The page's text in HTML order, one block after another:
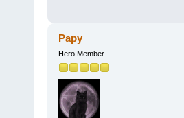
Papy
Hero Member